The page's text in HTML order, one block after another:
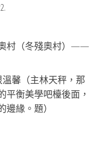
村（冬殘奧村）——
馨（主林天秤，那
平衡美學吧檯後面，
緣。題）